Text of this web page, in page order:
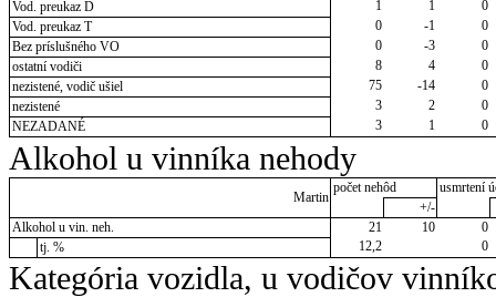
Vod. preukaz D
1 1
0
Vod. preukaz T
0 -1
0
Bez príslušného VO
0 -3
0
ostatní vodiči
8 4
0
nezistené, vodič ušiel
75 -14
0
nezistené
3 2
0
NEZADANÉ
3 1 0
Alkohol u vinníka nehody
Martin
počet nehôd
usmrtení
+/-
Alkohol u vin. neh.
21 10
0
tj. %
12,2 0
Kategória vozidla, u vodičov